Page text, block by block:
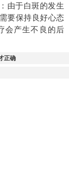
由于白斑的发生
要保持良好心态
会产生不良的后
正确